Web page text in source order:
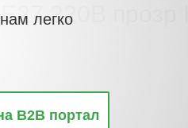
220В
легко
B2B портал